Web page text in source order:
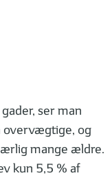
ser man
overvægtige, og
mange ældre.
kun 5,5 % af